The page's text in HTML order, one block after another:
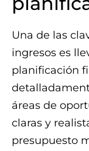
Una de las
ingresos es
planificación
áreas de
claras y
presupuesto